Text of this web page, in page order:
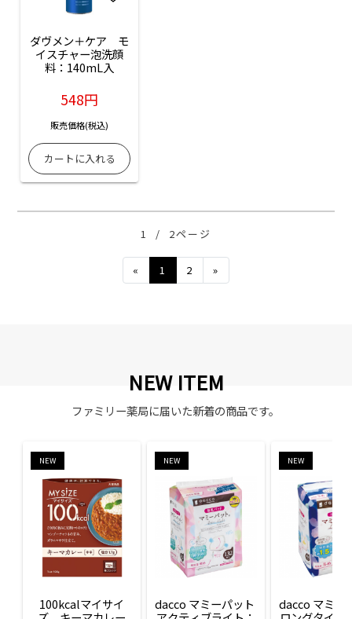
ダヴメン＋ケア　モ
イスチャー泡洗顔
料：140mL入
548円
販売価格(税込)
1 / 2ページ
« Previous
1 2 »
NEW ITEM
ファミリー薬局に届いた新着の商品です。
NEW
100kcalマイサイ
NEW
dacco マミーパット
NEW
dacco マミー